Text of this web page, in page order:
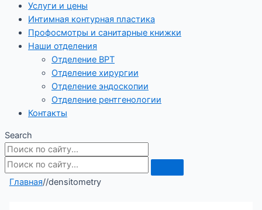
Услуги и цены
Интимная контурная пластика
Профосмотры и санитарные книжки
Наши отделения
Отделение ВРТ
Отделение хирургии
Отделение эндоскопии
Отделение рентгенологии
Контакты
Search
Главная//densitometry